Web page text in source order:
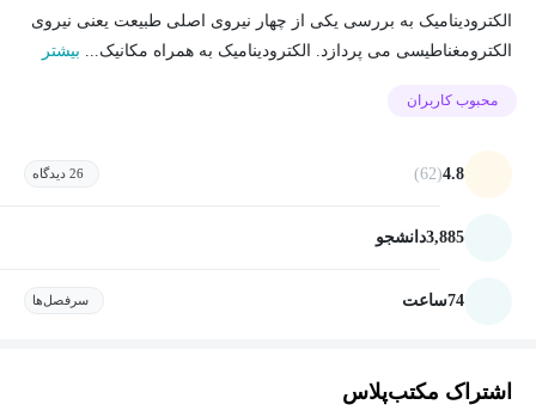
الکترودینامیک به بررسی یکی از چهار نیروی اصلی طبیعت یعنی نیروی
الکترومغناطیسی می پردازد. الکترودینامیک به همراه مکانیک... بیشتر
محبوب کاربران
4.8
(62) 26 دیدگاه
3,885دانشجو
74ساعت سرفصل‌ها
اشتراک مکتب‌پلاس